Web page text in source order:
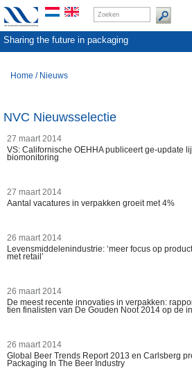
Sharing the future in packaging
Home / Nieuws
NVC Nieuwsselectie
27 maart 2014
VS: Californische OEHHA publiceert ge-update
biomonitoring
27 maart 2014
Aantal vacatures in verpakken groeit met 4%
26 maart 2014
Levensmiddelenindustrie: ‘meer focus op
met retail’
26 maart 2014
De meest recente innovaties in verpakken:
tien finalisten van De Gouden Noot 2014 op de
26 maart 2014
Global Beer Trends Report 2013 en Carlsberg
Packaging In The Beer Industry